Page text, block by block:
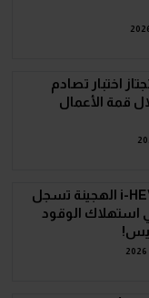
تيجو 9 تجتاز اختبار تصادم
قمة الأعمال
جيلي إمجراند i-HEV الهجينة تسجل
استهلاك الوقود